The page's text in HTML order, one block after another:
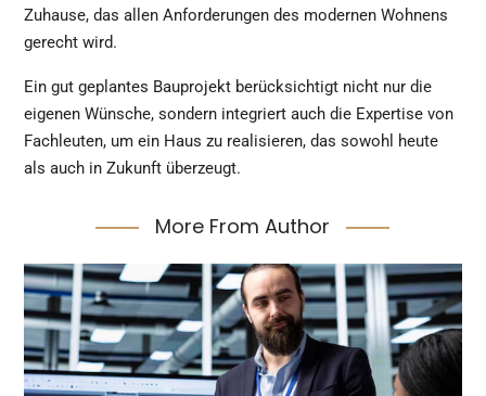
Zuhause, das allen Anforderungen des modernen Wohnens
gerecht wird.
Ein gut geplantes Bauprojekt berücksichtigt nicht nur die
eigenen Wünsche, sondern integriert auch die Expertise von
Fachleuten, um ein Haus zu realisieren, das sowohl heute
als auch in Zukunft überzeugt.
More From Author